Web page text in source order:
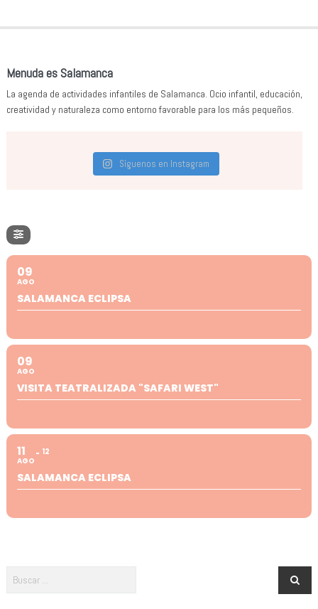
Menuda es Salamanca
La agenda de actividades infantiles de Salamanca. Ocio infantil, educación,
creatividad y naturaleza como entorno favorable para los más pequeños.
Síguenos en Instagram
09
AGO
SALAMANCA ECLIPSA
09
AGO
VISITA TEATRALIZADA "SAFARI WEST"
11
AGO
12
SALAMANCA ECLIPSA